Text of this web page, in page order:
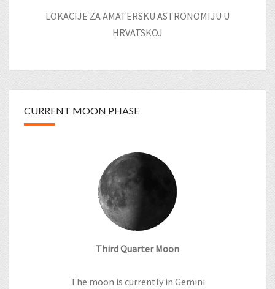
LOKACIJE ZA AMATERSKU ASTRONOMIJU U
HRVATSKOJ
CURRENT MOON PHASE
Third Quarter Moon
The moon is currently in Gemini